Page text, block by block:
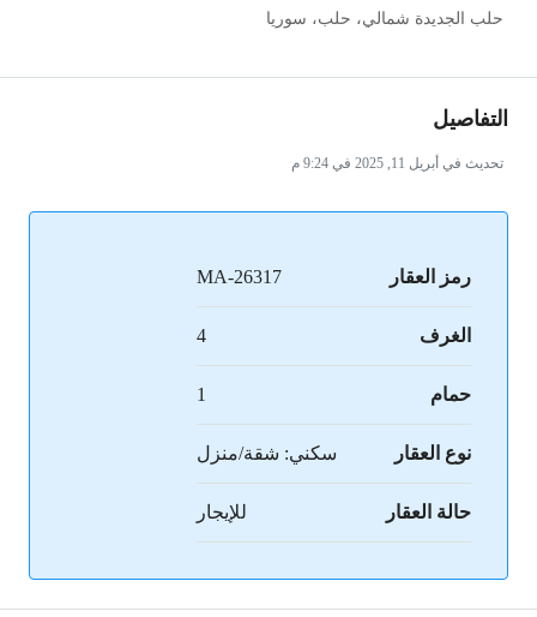
حلب الجديدة شمالي، حلب، سوريا
التفاصيل
تحديث في أبريل 11, 2025 في 9:24 م
رمز العقار MA-26317
الغرف 4
حمام 1
نوع العقار سكني: شقة/منزل
حالة العقار للإيجار